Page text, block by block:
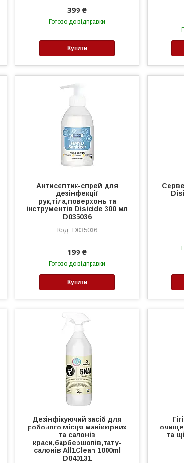
399 ₴
Готово до відправки
Купити
Антисептик-спрей для
дезінфекції
рук,тіла,поверхонь та
інструментів Disicide 300 мл
D035036
D035036
199 ₴
Готово до відправки
Купити
Дезінфікуючий засіб для
робочого місця манікюрних
та салонів
краси,барбершопів,тату-
салонів All1Clean 1000ml
D040131
та